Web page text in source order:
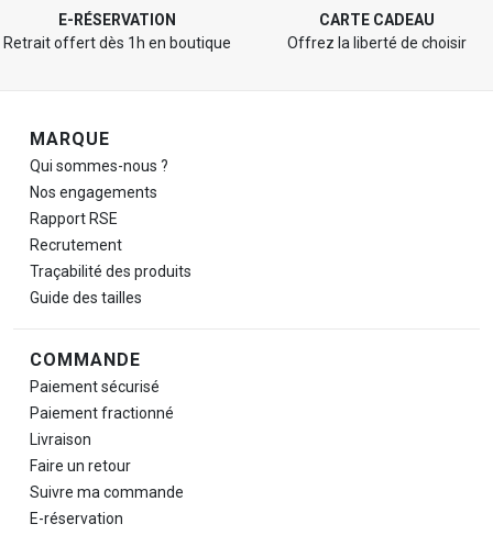
E-RÉSERVATION
Retrait offert dès 1h en boutique
CARTE CADEAU
Offrez la liberté de choisir
Navigation de pied de page
MARQUE
Qui sommes-nous ?
Nos engagements
Rapport RSE
Recrutement
Traçabilité des produits
Guide des tailles
COMMANDE
Paiement sécurisé
Paiement fractionné
Livraison
Faire un retour
Suivre ma commande
E-réservation